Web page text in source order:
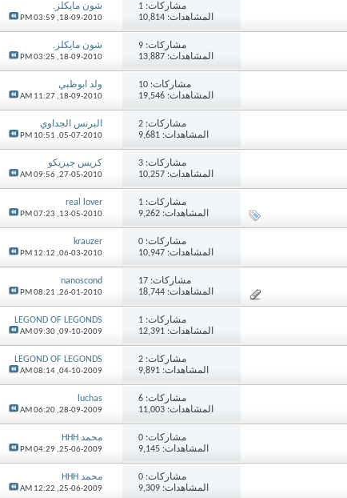
مشاركات:1
المشاهدات: 10,814
شون مايكلز.
18-09-2010,
03:59 PM
مشاركات:9
المشاهدات: 13,887
شون مايكلز.
18-09-2010,
03:25 PM
مشاركات:10
المشاهدات: 19,546
ولد ابوظبي
18-09-2010,
11:27 AM
مشاركات:2
المشاهدات: 9,681
البرنس الجداوي
05-07-2010,
10:51 PM
مشاركات:3
المشاهدات: 10,257
كريس جيريكو
27-05-2010,
09:56 AM
مشاركات:1
المشاهدات: 9,262
real lover
13-05-2010,
07:23 PM
مشاركات:0
المشاهدات: 10,947
krauzer
06-03-2010,
12:12 PM
مشاركات:17
المشاهدات: 18,744
nanoscond
26-01-2010,
08:21 PM
مشاركات:1
المشاهدات: 12,391
LEGOND OF LEGONDS
09-10-2009,
09:30 AM
مشاركات:2
المشاهدات: 9,891
LEGOND OF LEGONDS
04-10-2009,
08:14 AM
مشاركات:6
المشاهدات: 11,003
luchas
28-09-2009,
06:20 AM
مشاركات:0
المشاهدات: 9,145
محمد HHH
25-06-2009,
04:29 PM
مشاركات:0
المشاهدات: 9,309
محمد HHH
25-06-2009,
12:22 AM